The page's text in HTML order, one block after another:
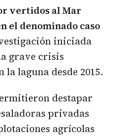
vertidos al Mar
el denominado caso
iniciada
grave crisis
la laguna desde 2015.
destapar
privadas
agrícolas